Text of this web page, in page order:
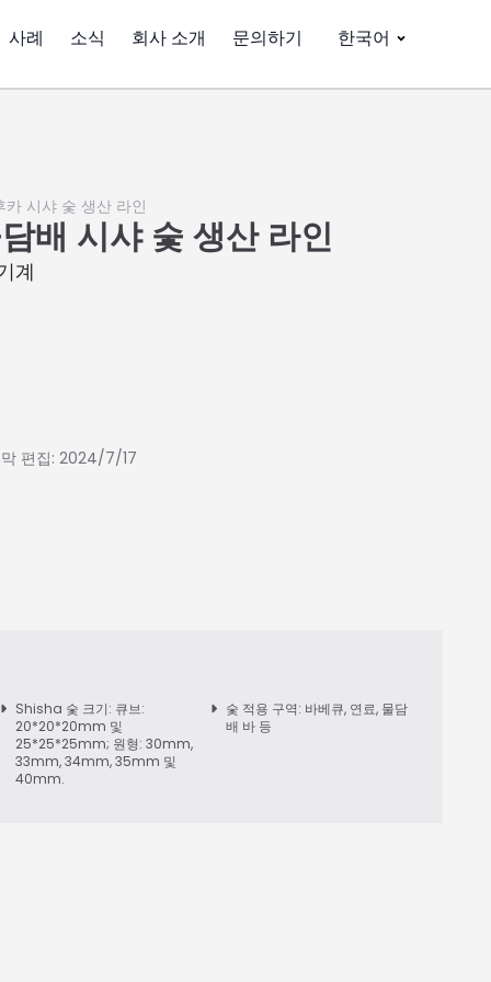
사례 소식 회사 소개 문의하기 한국어
시샤 숯 생산 라인
배 시샤 숯 생산 라인
계
편집: 2024/7/17
Shisha 숯 크기: 큐브:
20*20*20mm 및
25*25*25mm; 원형: 30mm,
33mm, 34mm, 35mm 및
40mm.
숯 적용 구역: 바베큐, 연료, 물담
배 바 등